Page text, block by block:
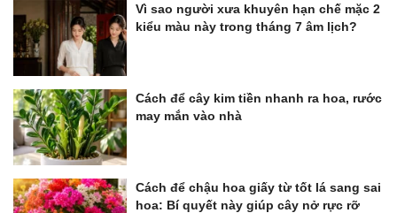
Vì sao người xưa khuyên hạn chế mặc 2
kiểu màu này trong tháng 7 âm lịch?
Cách để cây kim tiền nhanh ra hoa, rước
may mắn vào nhà
Cách để chậu hoa giấy từ tốt lá sang sai
hoa: Bí quyết này giúp cây nở rực rỡ